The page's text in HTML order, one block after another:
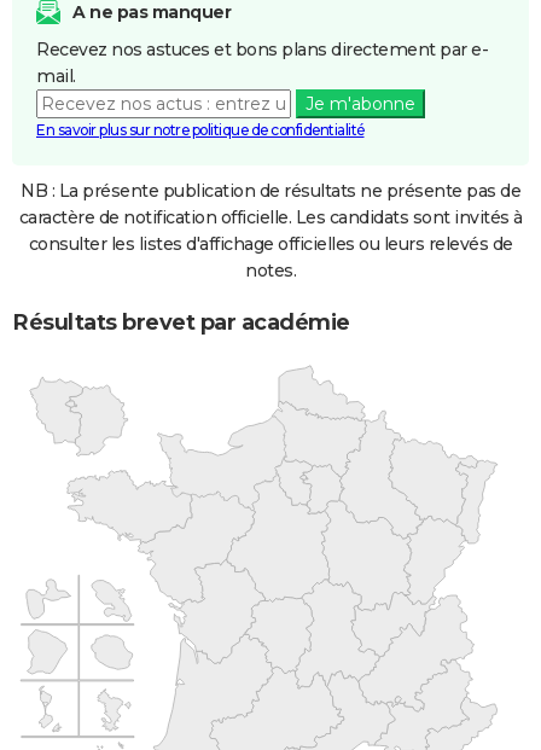
A ne pas manquer
Recevez nos astuces et bons plans directement par e-
mail.
Je m'abonne
En savoir plus sur notre politique de confidentialité
NB : La présente publication de résultats ne présente pas de
caractère de notification officielle. Les candidats sont invités à
consulter les listes d'affichage officielles ou leurs relevés de
notes.
Résultats brevet par académie